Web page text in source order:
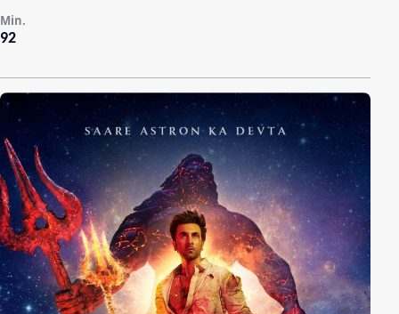
92
Min.